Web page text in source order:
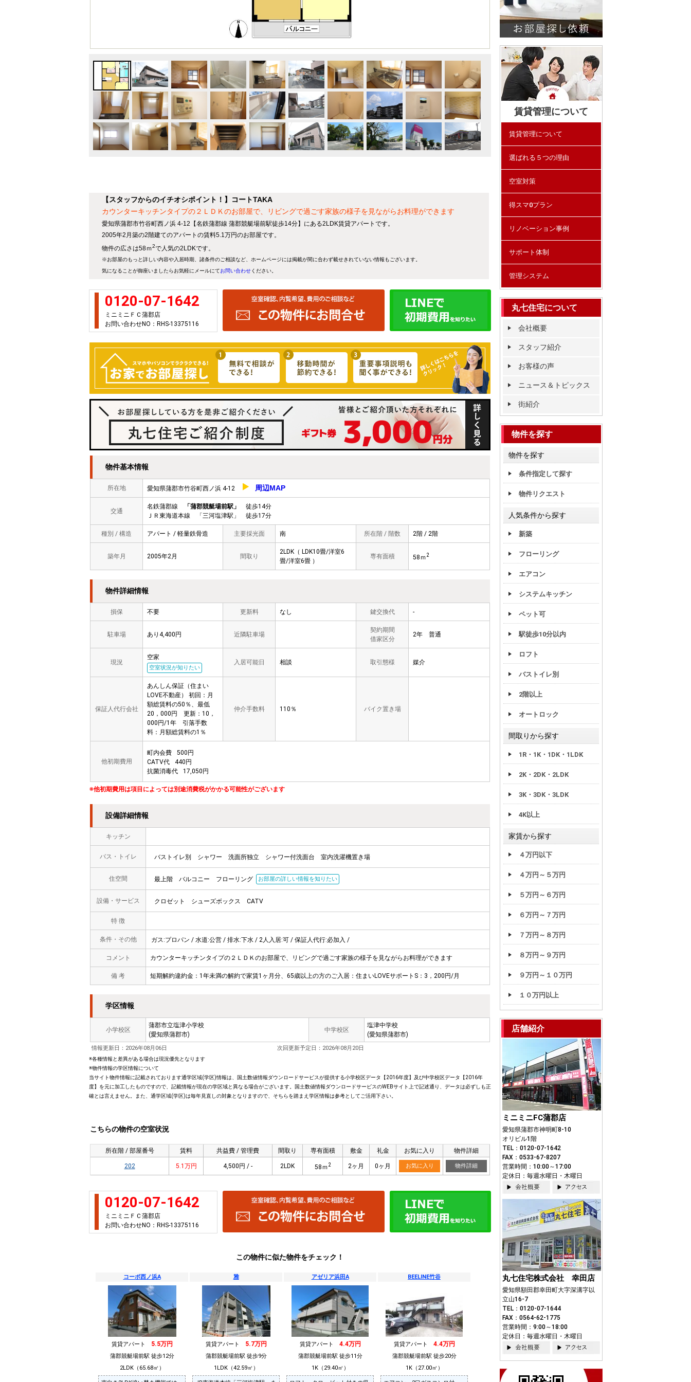
【スタッフからのイチオシポイント！】コートTAKA
カウンターキッチンタイプの２ＬＤＫのお部屋で、リビングで過ごす家族の様子を見ながらお料理ができます
愛知県蒲郡市竹谷町西ノ浜 4-12【名鉄蒲郡線 蒲郡競艇場前駅徒歩14分】にある2LDK賃貸アパートです。
2005年2月築の2階建てのアパートの賃料5.1万円のお部屋です。
物件の広さは58ｍ2で人気の2LDKです。
※お部屋のもっと詳しい内容や入居時期、諸条件のご相談など、ホームページには掲載が間に合わず載せきれていない情報もございます。
気になることが御座いましたらお気軽にメールにてお問い合わせください。
0120-07-1642
ミニミニＦＣ蒲郡店
お問い合わせNO：RHS-13375116
物件基本情報
所在地 愛知県蒲郡市竹谷町西ノ浜 4-12 周辺MAP
交通
名鉄蒲郡線 「蒲郡競艇場前駅」
徒歩14分
ＪＲ東海道本線 「三河塩津駅」 徒歩17分
種別 / 構造 アパート / 軽量鉄骨造 主要採光面 南 所在階 / 階数 2階 / 2階
築年月 2005年2月 間取り
2LDK（ LDK10畳/洋室6
畳/洋室6畳 ）
専有面積 58ｍ2
物件詳細情報
損保 不要 更新料 なし 鍵交換代 -
駐車場 あり4,400円 近隣駐車場
契約期間
借家区分
2年 普通
現況
空家
空室状況が知りたい
入居可能日 相談 取引態様 媒介
保証人代行会社
あんしん保証（住まい
LOVE不動産） 初回：月
額総賃料の50％、最低
20，000円 更新：10，
000円/1年 引落手数
料：月額総賃料の1％
仲介手数料 110％ バイク置き場
他初期費用
町内会費
500円
CATV代
440円
抗菌消毒代
17,050円
※他初期費用は項目によっては別途消費税がかかる可能性がございます
設備詳細情報
キッチン
バス・トイレ バストイレ別 シャワー 洗面所独立 シャワー付洗面台 室内洗濯機置き場
住空間 最上階 バルコニー フローリング お部屋の詳しい情報を知りたい
設備・サービス クロゼット シューズボックス CATV
特 徴
条件・その他 ガス:プロパン / 水道:公営 / 排水:下水 / 2人入居:可 / 保証人代行:必加入 /
コメント カウンターキッチンタイプの２ＬＤＫのお部屋で、リビングで過ごす家族の様子を見ながらお料理ができます
備 考 短期解約違約金：1年未満の解約で家賃1ヶ月分、65歳以上の方のご入居：住まいLOVEサポートS：3，200円/月
学区情報
小学校区
蒲郡市立塩津小学校
(愛知県蒲郡市)
中学校区
塩津中学校
(愛知県蒲郡市)
情報更新日：2026年08月06日 次回更新予定日：2026年08月20日
※各種情報と差異がある場合は現況優先となります
※物件情報の学区情報について
当サイト物件情報に記載されております通学区域(学区)情報は、国土数値情報ダウンロードサービスが提供する小学校区データ【2016年度】及び中学校区データ【2016年
度】を元に加工したものですので、記載情報が現在の学区域と異なる場合がございます。国土数値情報ダウンロードサービスのWEBサイト上で記述通り、データは必ずしも正
確とは言えません。また、通学区域(学区)は毎年見直しの対象となりますので、そちらを踏まえ学区情報は参考としてご活用下さい。
こちらの物件の空室状況
所在階 / 部屋番号 賃料 共益費 / 管理費 間取り 専有面積 敷金 礼金 お気に入り 物件詳細
202 5.1万円 4,500円 / - 2LDK 58ｍ2 2ヶ月 0ヶ月 お気に入り 物件詳細
0120-07-1642
ミニミニＦＣ蒲郡店
お問い合わせNO：RHS-13375116
この物件に似た物件をチェック！
コーポ西ノ浜A
賃貸アパート 5.5万円
蒲郡競艇場前駅 徒歩12分
2LDK（65.68㎡）
雅
賃貸アパート 5.7万円
蒲郡競艇場前駅 徒歩9分
1LDK（42.59㎡）
アゼリア浜田A
賃貸アパート 4.4万円
蒲郡競艇場前駅 徒歩11分
1K（29.40㎡）
BEELINE竹谷
賃貸アパート 4.4万円
蒲郡競艇場前駅 徒歩20分
1K（27.00㎡）
賃貸管理について
賃貸管理について
選ばれる５つの理由
空室対策
得スマ0プラン
リノベーション事例
サポート体制
管理システム
丸七住宅について
会社概要
スタッフ紹介
お客様の声
ニュース＆トピックス
街紹介
物件を探す
物件を探す
条件指定して探す
物件リクエスト
人気条件から探す
新築
フローリング
エアコン
システムキッチン
ペット可
駅徒歩10分以内
ロフト
バストイレ別
2階以上
オートロック
間取りから探す
1R・1K・1DK・1LDK
2K・2DK・2LDK
3K・3DK・3LDK
4K以上
家賃から探す
４万円以下
４万円～５万円
５万円～６万円
６万円～７万円
７万円～８万円
８万円～９万円
９万円～１０万円
１０万円以上
店舗紹介
ミニミニFC蒲郡店
愛知県蒲郡市神明町8-10
オリビル1階
TEL：0120-07-1642
FAX：0533-67-8207
営業時間：10:00～17:00
定休日：毎週水曜日・木曜日
丸七住宅株式会社 幸田店
愛知県額田郡幸田町大字深溝字以
立山16-7
TEL：0120-07-1644
FAX：0564-62-1775
営業時間：9:00～18:00
定休日：毎週水曜日・木曜日